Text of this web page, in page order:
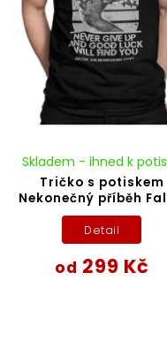
Tričko s potiskem
Nekonečný příběh
Skladem - ihned k
od 299 Kč
Detail